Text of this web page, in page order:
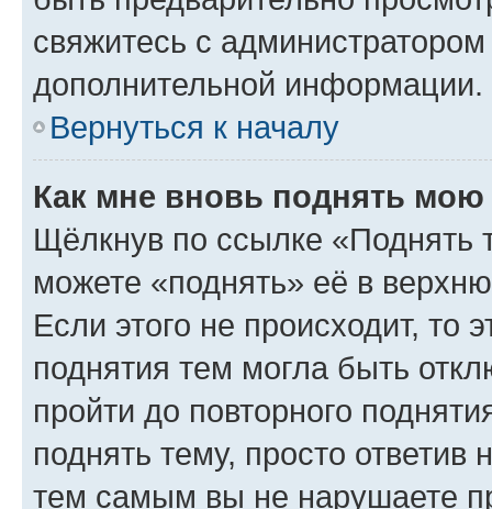
свяжитесь с
дополнительной информации.
Вернуться к началу
Как мне вновь поднять мою
Щёлкнув по ссылке «Поднять
можете «поднять» её в
Если этого не происходит, то
поднятия тем могла быть
пройти до повторного
поднять тему, просто ответив
тем самым вы не нарушаете